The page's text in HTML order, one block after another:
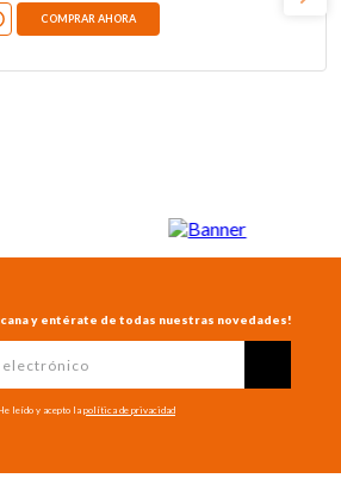
COMPRAR AHORA
y entérate de todas nuestras novedades!
leído y acepto lapolítica de privacidad